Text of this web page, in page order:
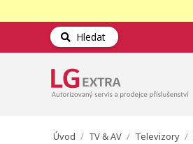
Hledat
Úvod / TV & AV / Televizory /